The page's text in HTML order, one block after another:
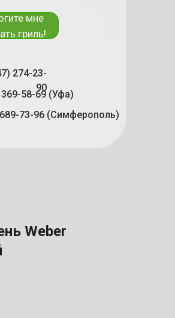
274-23-
90
мне
гриль!
73-96 (Симферополь)
58-69 (Уфа)
Weber